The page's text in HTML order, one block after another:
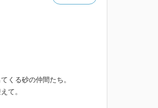
くる砂の仲間たち。
て。